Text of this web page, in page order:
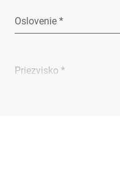
Oslovenie *
Priezvisko *